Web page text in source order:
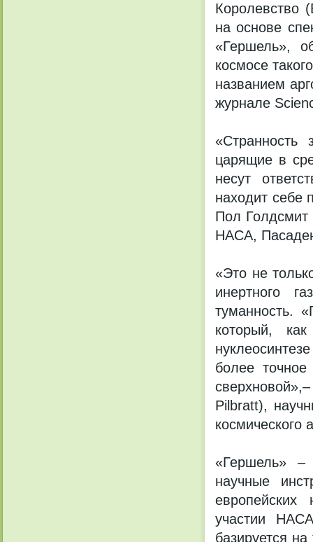
Королевство
на основе
«Гершель»,
космосе
названием
журнале
царящие в
несут
находит себе
Пол Голдсмит
НАСА,
«Это не
инертного
туманность.
который,
более точное
Pilbratt),
космического
«Гершель» –
научные
европейских
участии
базируется